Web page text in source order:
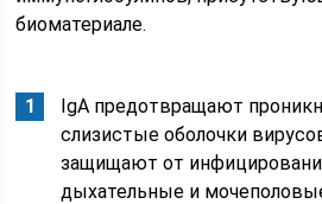
биоматериале.
IgA предотвращают
слизистые оболочки
защищают от
дыхательные и